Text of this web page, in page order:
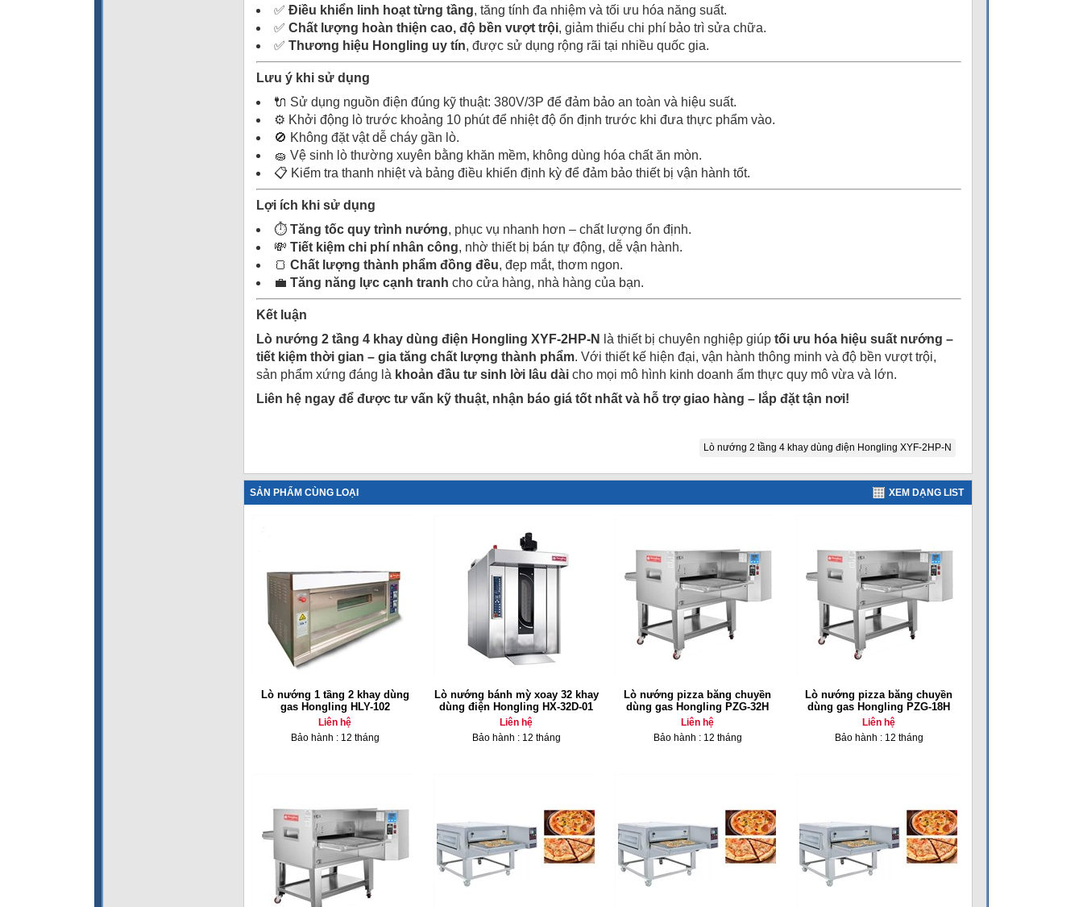
✅ Điều khiển linh hoạt từng tầng, tăng tính đa nhiệm và tối ưu hóa năng suất.
✅ Chất lượng hoàn thiện cao, độ bền vượt trội, giảm thiểu chi phí bảo trì sửa chữa.
✅ Thương hiệu Hongling uy tín, được sử dụng rộng rãi tại nhiều quốc gia.
Lưu ý khi sử dụng
🔌 Sử dụng nguồn điện đúng kỹ thuật: 380V/3P để đảm bảo an toàn và hiệu suất.
⚙️ Khởi động lò trước khoảng 10 phút để nhiệt độ ổn định trước khi đưa thực phẩm vào.
🚫 Không đặt vật dễ cháy gần lò.
🧽 Vệ sinh lò thường xuyên bằng khăn mềm, không dùng hóa chất ăn mòn.
📋 Kiểm tra thanh nhiệt và bảng điều khiển định kỳ để đảm bảo thiết bị vận hành tốt.
Lợi ích khi sử dụng
⏱️ Tăng tốc quy trình nướng, phục vụ nhanh hơn – chất lượng ổn định.
💸 Tiết kiệm chi phí nhân công, nhờ thiết bị bán tự động, dễ vận hành.
🍞 Chất lượng thành phẩm đồng đều, đẹp mắt, thơm ngon.
💼 Tăng năng lực cạnh tranh cho cửa hàng, nhà hàng của bạn.
Kết luận
Lò nướng 2 tầng 4 khay dùng điện Hongling XYF-2HP-N
là thiết bị chuyên nghiệp giúp tối ưu hóa hiệu suất nướng –
tiết kiệm thời gian – gia tăng chất lượng thành phẩm. Với thiết kế hiện đại, vận hành thông minh và độ bền vượt trội,
sản phẩm xứng đáng là khoản đầu tư sinh lời lâu dài cho mọi mô hình kinh doanh ẩm thực quy mô vừa và lớn.
Liên hệ ngay để được tư vấn kỹ thuật, nhận báo giá tốt nhất và hỗ trợ giao hàng – lắp đặt tận nơi!
Lò nướng 2 tầng 4 khay dùng điện Hongling XYF-2HP-N
SẢN PHẨM CÙNG LOẠI XEM DẠNG LIST
Lò nướng 1 tầng 2 khay dùng
gas Hongling HLY-102
Liên hệ
Bảo hành : 12 tháng
Lò nướng bánh mỳ xoay 32 khay
dùng điện Hongling HX-32D-01
Liên hệ
Bảo hành : 12 tháng
Lò nướng pizza băng chuyền
dùng gas Hongling PZG-32H
Liên hệ
Bảo hành : 12 tháng
Lò nướng pizza băng chuyền
dùng gas Hongling PZG-18H
Liên hệ
Bảo hành : 12 tháng